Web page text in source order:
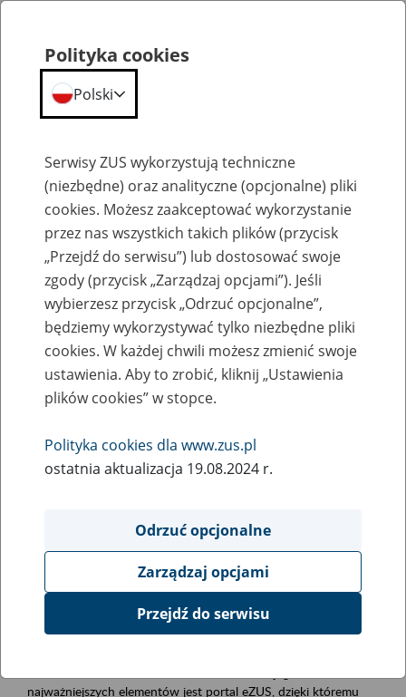
Szkolenia
Zaproś ZUS do siebie - zakładanie profili
eZUS w siedzibie Twojej firmy
Rodzaj wydarzenia
Szkolenia
Obszar merytoryczny
obsługa klientów
Opis wydarzenia
Platforma Usług Elektronicznych ZUS eZUS
najważniejszych elementów jest portal eZUS, dzięki któremu
Polityka cookies
Polski
Serwisy ZUS wykorzystują techniczne
(niezbędne) oraz analityczne (opcjonalne) pliki
cookies. Możesz zaakceptować wykorzystanie
przez nas wszystkich takich plików (przycisk
„Przejdź do serwisu”) lub dostosować swoje
zgody (przycisk „Zarządzaj opcjami”). Jeśli
wybierzesz przycisk „Odrzuć opcjonalne”,
będziemy wykorzystywać tylko niezbędne pliki
cookies. W każdej chwili możesz zmienić swoje
ustawienia. Aby to zrobić, kliknij „Ustawienia
plików cookies” w stopce.
Polityka cookies dla www.zus.pl
ostatnia aktualizacja 19.08.2024 r.
Odrzuć opcjonalne
Zarządzaj opcjami
Przejdź do serwisu